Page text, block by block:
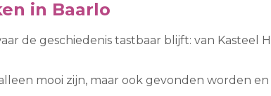
in Baarlo
de geschiedenis tastbaar blijft: van
mooi zijn, maar ook gevonden worden